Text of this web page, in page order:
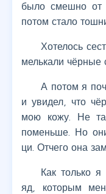
было смешно от
потом стало
Хотелось
мелькали чёрные
А потом я
и увидел, что
мою кожу. Не
поменьше. Но
ци. Отчего она
Как только
яд, которым